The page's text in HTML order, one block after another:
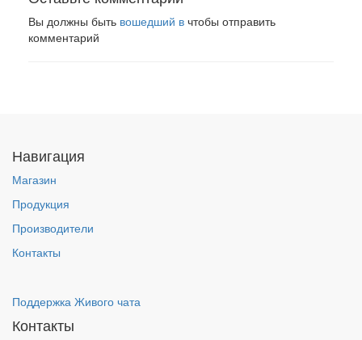
Вы должны быть вошедший в чтобы отправить
комментарий
Навигация
Магазин
Продукция
Производители
Контакты
Поддержка Живого чата
Контакты